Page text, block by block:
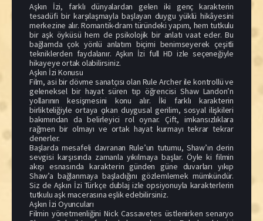
Aşkın İzi, farklı dünyalardan gelen iki genç karakterin
tesadüfi bir karşılaşmayla başlayan duygu yüklü hikâyesini
merkezine alır. Romantik-dram türündeki yapım, hem tutkulu
bir aşk öyküsü hem de psikolojik bir anlatı vaat eder. Bu
bağlamda çok yönlü anlatım biçimi benimseyerek çeşitli
tekniklerden faydalanır. Aşkın İzi full HD izle seçeneğiyle
hikayeye ortak olabilirsiniz.
Aşkın İzi Konusu
Film, asi bir dövme sanatçısı olan Rule Archer ile kontrollü ve
geleneksel bir hayat süren tıp öğrencisi Shaw Landon’n
yollarının kesişmesini konu alır. İki farklı karakterin
birlikteliğiyle ortaya çıkan duygusal gerilim, sosyal ilişkileri
bakımından da belirleyici rol oynar. Çift, imkansızlıklara
rağmen bir olmayı ve ortak hayat kurmayı tekrar tekrar
denerler.
Başlarda mesafeli davranan Rule’un tutumu, Shaw’ın derin
sevgisi karşısında zamanla yıkılmaya başlar. Öyle ki filmin
akışı esnasında karakterin günden güne duvarları yıkıp
Shaw’a bağlanmaya başladığını gözlemlemek mümkündür.
Siz de Aşkın İzi Türkçe dublaj izle opsiyonuyla karakterlerin
tutkulu aşk macerasına eşlik edebilirsiniz.
Aşkın İzi Oyuncuları
Filmin yönetmenliğini Nick Cassavetes üstlenirken senaryo